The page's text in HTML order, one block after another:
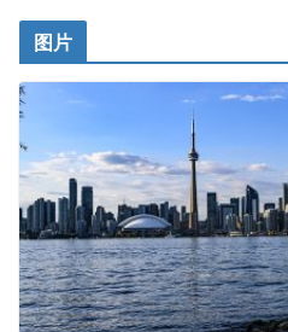
开明车行KS CAR SALES & SERVICE
健健宝公司
皇后金融集团
正点印艺设计
图片